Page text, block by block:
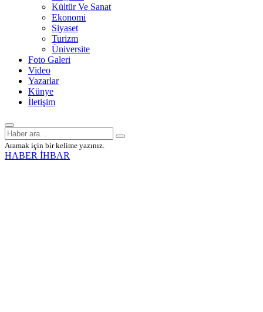
Kültür Ve Sanat
Ekonomi
Siyaset
Turizm
Üniversite
Foto Galeri
Video
Yazarlar
Künye
İletişim
Aramak için bir kelime yazınız.
HABER İHBAR